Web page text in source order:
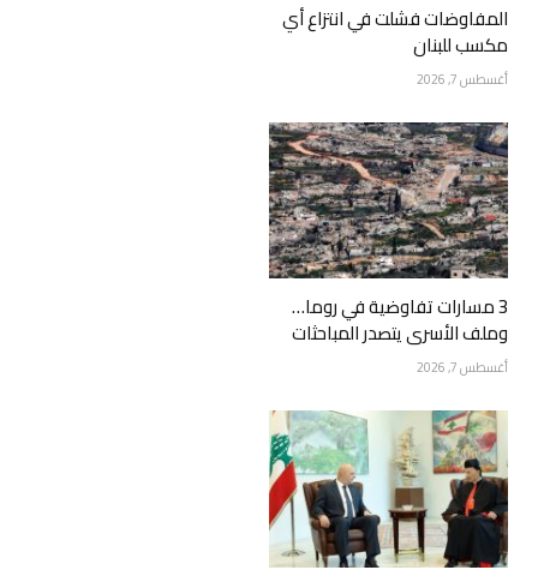
المفاوضات فشلت في انتزاع أي
مكسب للبنان
أغسطس 7, 2026
3 مسارات تفاوضية في روما…
وملف الأسرى يتصدر المباحثات
أغسطس 7, 2026